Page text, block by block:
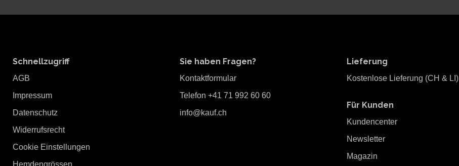
Schnellzugriff
AGB
Impressum
Datenschutz
Widerrufsrecht
Cookie Einstellungen
Hemdengrössen
Sie haben Fragen?
Kontaktformular
Telefon +41 71 992 60 60
info@kauf.ch
Lieferung
Kostenlose Lieferung (CH & LI)
Für Kunden
Kundencenter
Newsletter
Magazin